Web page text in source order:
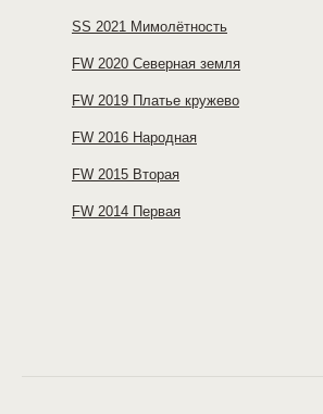
FW 2019 Платье кружево
FW 2016 Народная
FW 2015 Вторая
FW 2014 Первая
SS 2021 Мимолётность
FW 2020 Северная земля